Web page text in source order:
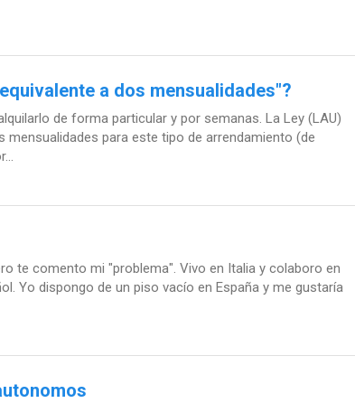
a dos mensualidades"?
de forma particular y por semanas. La Ley (LAU)
para este tipo de arrendamiento (de
te comento mi "problema". Vivo en Italia y colaboro en
Yo dispongo de un piso vacío en España y me gustaría